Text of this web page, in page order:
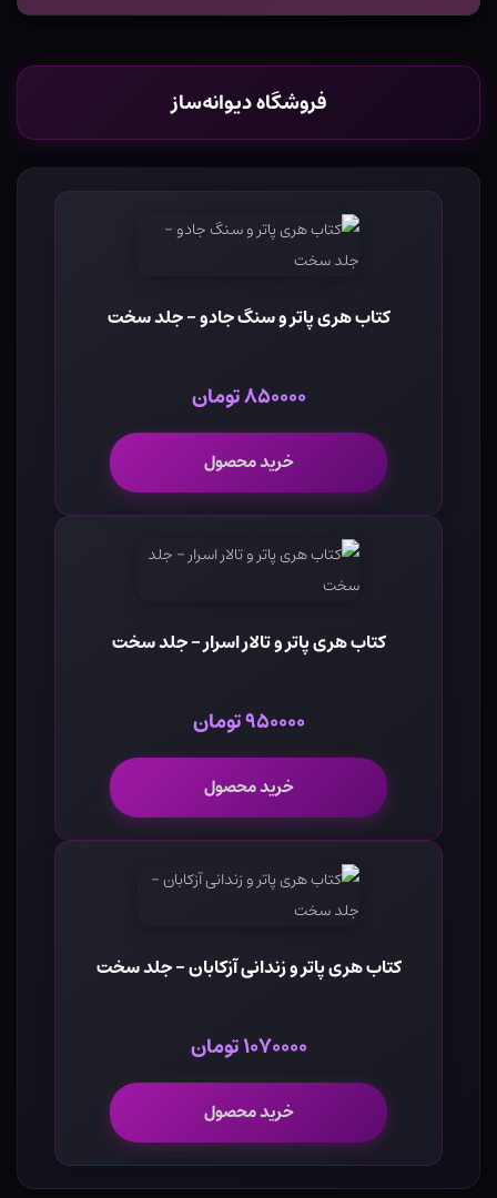
فروشگاه دیوانه‌ساز
کتاب هری پاتر و سنگ جادو - جلد سخت
۸۵۰۰۰۰ تومان
خرید محصول
کتاب هری پاتر و تالار اسرار - جلد سخت
۹۵۰۰۰۰ تومان
خرید محصول
کتاب هری پاتر و زندانی آزکابان - جلد سخت
۱۰۷۰۰۰۰ تومان
خرید محصول